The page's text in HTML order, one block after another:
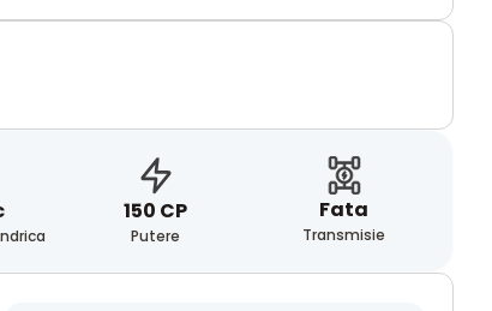
150 CP
Putere
Fata
Transmisie